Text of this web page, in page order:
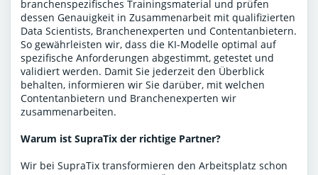
branchenspezifisches Trainingsmaterial und prüfen
dessen Genauigkeit in Zusammenarbeit mit qualifizierten
Data Scientists, Branchenexperten und Contentanbietern.
So gewährleisten wir, dass die KI-Modelle optimal auf
spezifische Anforderungen abgestimmt, getestet und
validiert werden. Damit Sie jederzeit den Überblick
behalten, informieren wir Sie darüber, mit welchen
Contentanbietern und Branchenexperten wir
zusammenarbeiten.
Warum ist SupraTix der richtige Partner?
Wir bei SupraTix transformieren den Arbeitsplatz schon